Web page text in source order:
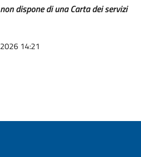
dispone di una Carta dei servizi
14:21